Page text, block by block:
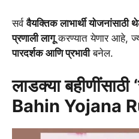
सर्ववैयक्तिक लाभार्थी
प्रणाली लागूकरण्यात येणार आहे,
पारदर्शक आणि प्रभावीबनेल.
लाडक्या बहीणींसाठी
Bahin Yojana